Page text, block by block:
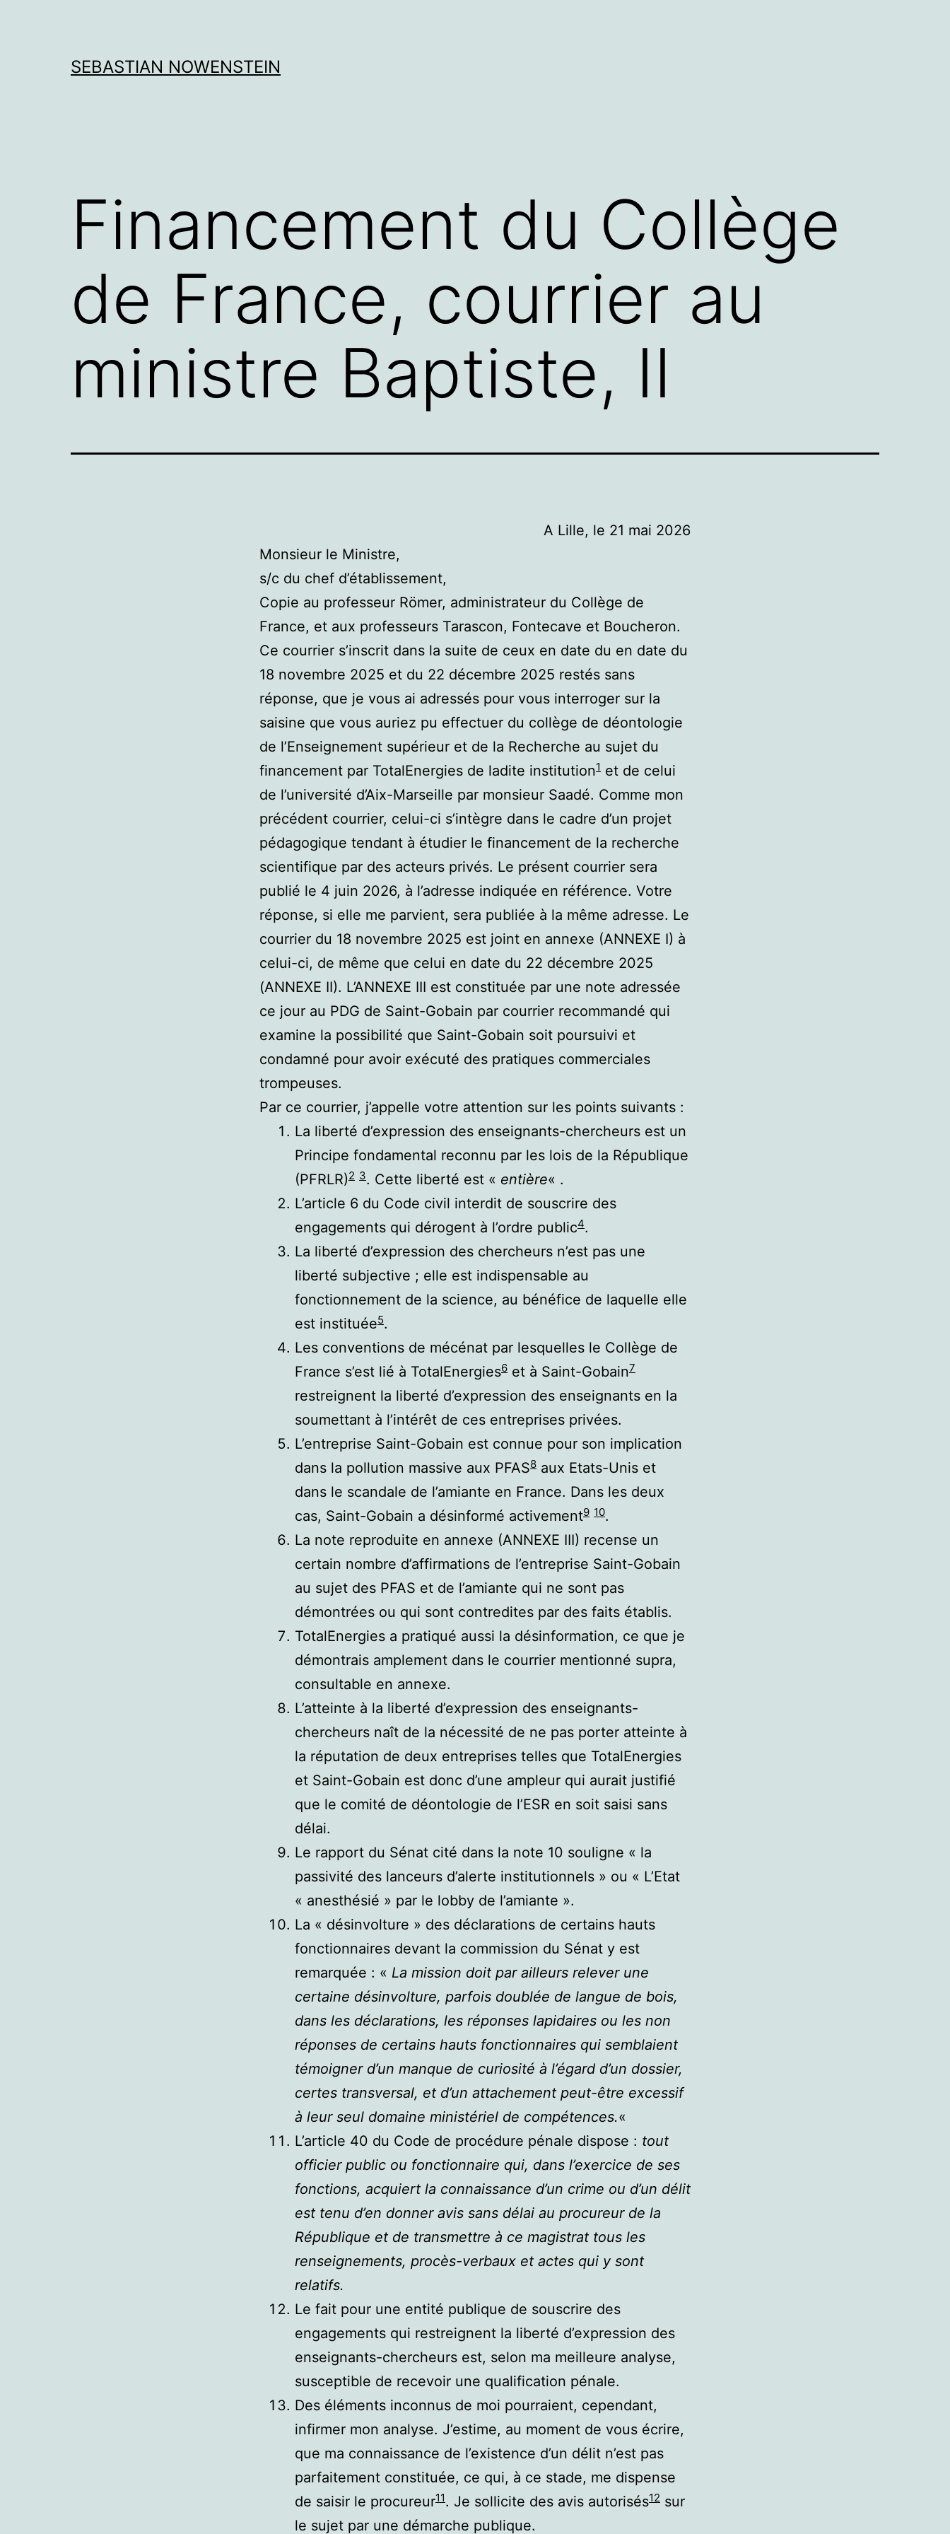
SEBASTIAN NOWENSTEIN
Financement du Collège
de France, courrier au
ministre Baptiste, II
A Lille, le 21 mai 2026
Monsieur le Ministre,
s/c du chef d’établissement,
Copie au professeur Römer, administrateur du Collège de
France, et aux professeurs Tarascon, Fontecave et Boucheron.
Ce courrier s’inscrit dans la suite de ceux en date du en date du
18 novembre 2025 et du 22 décembre 2025 restés sans
réponse, que je vous ai adressés pour vous interroger sur la
saisine que vous auriez pu effectuer du collège de déontologie
de l’Enseignement supérieur et de la Recherche au sujet du
financement par TotalEnergies de ladite institution1 et de celui
de l’université d’Aix-Marseille par monsieur Saadé. Comme mon
précédent courrier, celui-ci s’intègre dans le cadre d’un projet
pédagogique tendant à étudier le financement de la recherche
scientifique par des acteurs privés. Le présent courrier sera
publié le 4 juin 2026, à l’adresse indiquée en référence. Votre
réponse, si elle me parvient, sera publiée à la même adresse. Le
courrier du 18 novembre 2025 est joint en annexe (ANNEXE I) à
celui-ci, de même que celui en date du 22 décembre 2025
(ANNEXE II). L’ANNEXE III est constituée par une note adressée
ce jour au PDG de Saint-Gobain par courrier recommandé qui
examine la possibilité que Saint-Gobain soit poursuivi et
condamné pour avoir exécuté des pratiques commerciales
trompeuses.
Par ce courrier, j’appelle votre attention sur les points suivants :
La liberté d’expression des enseignants-chercheurs est un
Principe fondamental reconnu par les lois de la République
(PFRLR)2 3. Cette liberté est « entière« .
L’article 6 du Code civil interdit de souscrire des
engagements qui dérogent à l’ordre public4.
La liberté d’expression des chercheurs n’est pas une
liberté subjective ; elle est indispensable au
fonctionnement de la science, au bénéfice de laquelle elle
est instituée5.
Les conventions de mécénat par lesquelles le Collège de
France s’est lié à TotalEnergies6 et à Saint-Gobain7
restreignent la liberté d’expression des enseignants en la
soumettant à l’intérêt de ces entreprises privées.
L’entreprise Saint-Gobain est connue pour son implication
dans la pollution massive aux PFAS8 aux Etats-Unis et
dans le scandale de l’amiante en France. Dans les deux
cas, Saint-Gobain a désinformé activement9 10.
La note reproduite en annexe (ANNEXE III) recense un
certain nombre d’affirmations de l’entreprise Saint-Gobain
au sujet des PFAS et de l’amiante qui ne sont pas
démontrées ou qui sont contredites par des faits établis.
TotalEnergies a pratiqué aussi la désinformation, ce que je
démontrais amplement dans le courrier mentionné supra,
consultable en annexe.
L’atteinte à la liberté d’expression des enseignants-
chercheurs naît de la nécessité de ne pas porter atteinte à
la réputation de deux entreprises telles que TotalEnergies
et Saint-Gobain est donc d’une ampleur qui aurait justifié
que le comité de déontologie de l’ESR en soit saisi sans
délai.
Le rapport du Sénat cité dans la note 10 souligne « la
passivité des lanceurs d’alerte institutionnels » ou « L’Etat
« anesthésié » par le lobby de l’amiante ».
La « désinvolture » des déclarations de certains hauts
fonctionnaires devant la commission du Sénat y est
remarquée : « La mission doit par ailleurs relever une
certaine désinvolture, parfois doublée de langue de bois,
dans les déclarations, les réponses lapidaires ou les non
réponses de certains hauts fonctionnaires qui semblaient
témoigner d’un manque de curiosité à l’égard d’un dossier,
certes transversal, et d’un attachement peut-être excessif
à leur seul domaine ministériel de compétences.«
L’article 40 du Code de procédure pénale dispose : tout
officier public ou fonctionnaire qui, dans l’exercice de ses
fonctions, acquiert la connaissance d’un crime ou d’un délit
est tenu d’en donner avis sans délai au procureur de la
République et de transmettre à ce magistrat tous les
renseignements, procès-verbaux et actes qui y sont
relatifs.
Le fait pour une entité publique de souscrire des
engagements qui restreignent la liberté d’expression des
enseignants-chercheurs est, selon ma meilleure analyse,
susceptible de recevoir une qualification pénale.
Des éléments inconnus de moi pourraient, cependant,
infirmer mon analyse. J’estime, au moment de vous écrire,
que ma connaissance de l’existence d’un délit n’est pas
parfaitement constituée, ce qui, à ce stade, me dispense
de saisir le procureur11. Je sollicite des avis autorisés12 sur
le sujet par une démarche publique.